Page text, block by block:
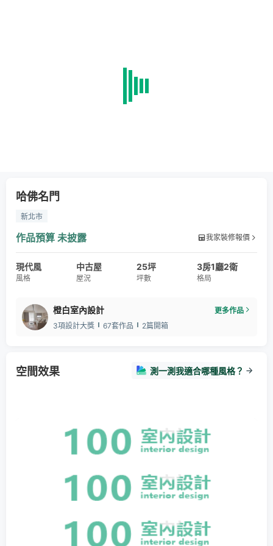
哈佛名門
新北市
作品預算 未披露 我家裝修報價
現代風
風格
中古屋
屋況
25坪
坪數
3房1廳2衛
格局
橙白室內設計
更多作品
3項設計大獎
67套作品 2篇開箱
空間效果 測一測我適合哪種風格？